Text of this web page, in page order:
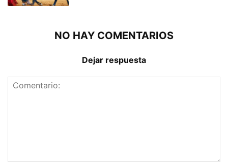
NO HAY COMENTARIOS
Dejar respuesta